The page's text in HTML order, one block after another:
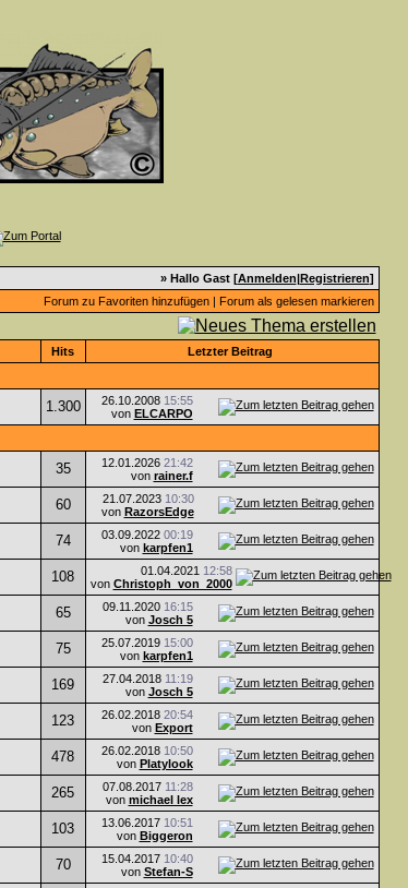
» Hallo Gast [Anmelden|Registrieren]
Forum zu Favoriten hinzufügen| Forum als gelesen markieren
Hits Letzter Beitrag
1.300 26.10.2008 15:55
von ELCARPO
35 12.01.2026 21:42
von rainer.f
60 21.07.2023 10:30
von RazorsEdge
74 03.09.2022 00:19
von karpfen1
108 01.04.2021 12:58
von Christoph_von_2000
65 09.11.2020 16:15
von Josch 5
75 25.07.2019 15:00
von karpfen1
169 27.04.2018 11:19
von Josch 5
123 26.02.2018 20:54
von Export
478 26.02.2018 10:50
von Platylook
265 07.08.2017 11:28
von michael lex
103 13.06.2017 10:51
von Biggeron
70 15.04.2017 10:40
von Stefan-S